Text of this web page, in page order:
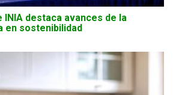
INIA destaca avances de la
en sostenibilidad